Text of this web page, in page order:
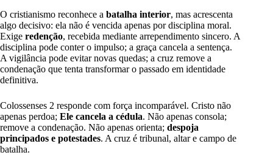
O cristianismo reconhece a batalha interior, mas acrescenta
algo decisivo: ela não é vencida apenas por disciplina moral.
Exige redenção, recebida mediante arrependimento sincero. A
disciplina pode conter o impulso; a graça cancela a sentença.
A vigilância pode evitar novas quedas; a cruz remove a
condenação que tenta transformar o passado em identidade
definitiva.
Colossenses 2 responde com força incomparável. Cristo não
apenas perdoa; Ele cancela a cédula. Não apenas consola;
remove a condenação. Não apenas orienta; despoja
principados e potestades. A cruz é tribunal, altar e campo de
batalha.